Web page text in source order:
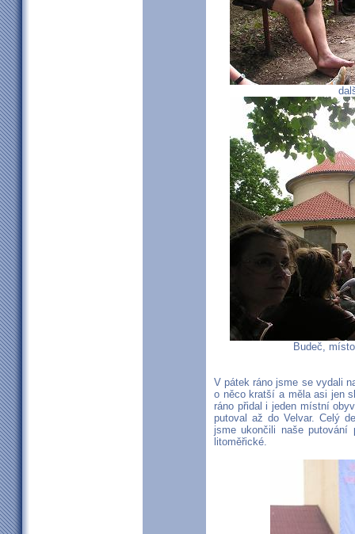
Budeč,
V pátek ráno jsme se vydali
o něco kratší a měla asi jen
ráno přidal i jeden místní
putoval až do Velvar. Celý
jsme ukončili naše putování
litoměřické.